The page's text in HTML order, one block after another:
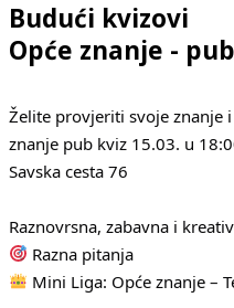
Budući kvizovi
Opće znanje -
Želite provjeriti svoje znanje
znanje pub kviz 15.03. u
Savska cesta 76
Raznovrsna, zabavna i
Razna pitanja
Mini Liga: Opće znanje –